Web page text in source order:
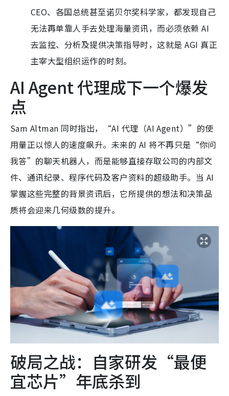
CEO、各国总统甚至诺贝尔奖科学家，都发现自己
无法再单靠人手去处理海量资讯，而必须依赖 AI
去监控、分析及提供决策指导时，这就是 AGI 真正
主宰大型组织运作的时刻。
AI Agent 代理成下一个爆发
点
Sam Altman 同时指出，“AI 代理（AI Agent）”的使
用量正以惊人的速度飙升。未来的 AI 将不再只是“你问
我答”的聊天机器人，而是能够直接存取公司的内部文
件、通讯纪录、程序代码及客户资料的超级助手。当 AI
掌握这些完整的背景资讯后，它所提供的想法和决策品
质将会迎来几何级数的提升。
破局之战：自家研发“最便
宜芯片”年底杀到